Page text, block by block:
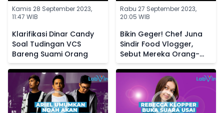
Kamis 28 September 2023,
11:47 WIB
Klarifikasi Dinar Candy
Soal Tudingan VCS
Bareng Suami Orang
Rabu 27 September 2023,
20:05 WIB
Bikin Geger! Chef Juna
Sindir Food Vlogger,
Sebut Mereka Orang-
Orang Sotoy